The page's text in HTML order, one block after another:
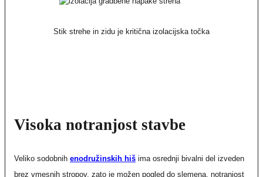
Stik strehe in zidu je kritična izolacijska točka
Visoka notranjost stavbe
Veliko sodobnih enodružinskih hiš ima osrednji bivalni del izveden
brez vmesnih stropov, zato je možen pogled do slemena, notranjost